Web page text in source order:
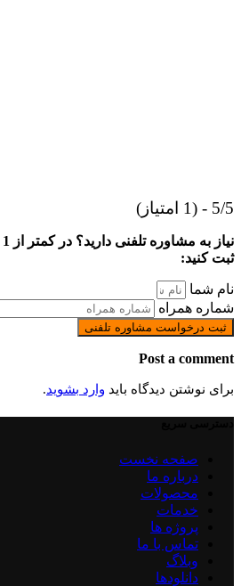
5/5 - (1 امتیاز)
ثبت کنید:
نام شما
شماره همراه
ثبت درخواست مشاوره تلفنی
Post a comment
برای نوشتن دیدگاه باید وارد بشوید.
صفحه نخست
درباره ما
محصولات
خدمات
پروژه ها
تماس با ما
وبلاگ
دانلودها